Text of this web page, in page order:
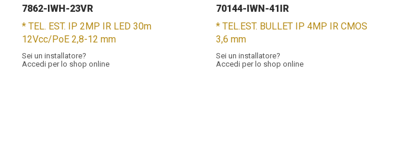
7862-IWH-23VR
* TEL. EST. IP 2MP IR LED 30m
12Vcc/PoE 2,8-12 mm
Sei un installatore?
Accedi per lo shop online
70144-IWN-41IR
* TEL.EST. BULLET IP 4MP IR CMOS
3,6 mm
Sei un installatore?
Accedi per lo shop online